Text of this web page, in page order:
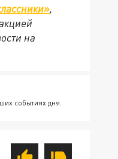
,
на
событиях дня.